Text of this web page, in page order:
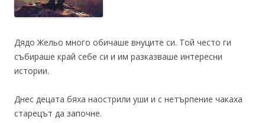
Дядо Жельо много обичаше внуците си. Той често ги
събираше край себе си и им разказваше интересни
истории.
Днес децата бяха наострили уши и с нетърпение чакаха
старецът да започне.